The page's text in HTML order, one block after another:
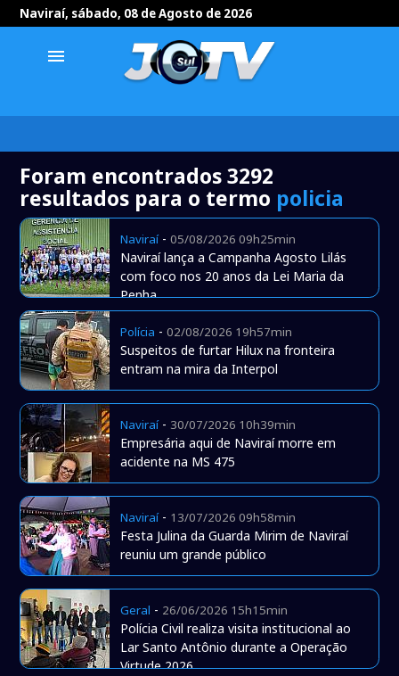
Naviraí, sábado, 08 de Agosto de 2026
menu
Foram encontrados 3292
resultados para o termo policia
Naviraí-05/08/2026 09h25min
Naviraí lança a Campanha Agosto Lilás
com foco nos 20 anos da Lei Maria da
Penha
Polícia -02/08/2026 19h57min
Suspeitos de furtar Hilux na fronteira
entram na mira da Interpol
Naviraí- 30/07/2026 10h39min
Empresária aqui de Naviraí morre em
acidente na MS 475
Naviraí- 13/07/2026 09h58min
Festa Julina da Guarda Mirim de Naviraí
reuniu um grande público
Geral - 26/06/2026 15h15min
Polícia Civil realiza visita institucional ao
Lar Santo Antônio durante a Operação
Virtude 2026